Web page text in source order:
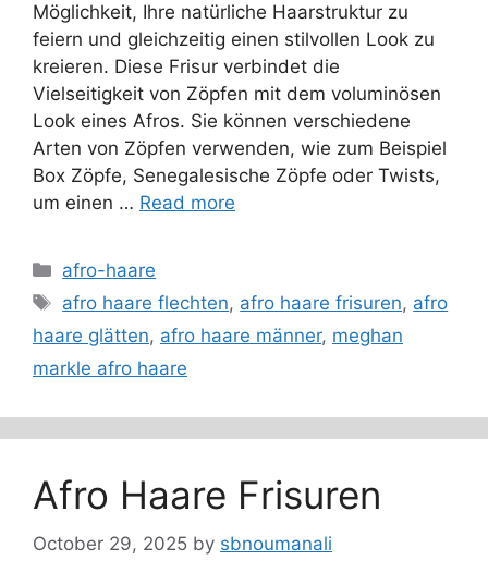
Möglichkeit, Ihre natürliche Haarstruktur zu
feiern und gleichzeitig einen stilvollen Look zu
kreieren. Diese Frisur verbindet die
Vielseitigkeit von Zöpfen mit dem voluminösen
Look eines Afros. Sie können verschiedene
Arten von Zöpfen verwenden, wie zum Beispiel
Box Zöpfe, Senegalesische Zöpfe oder Twists,
um einen … Read more
Categories
afro-haare
Tags
afro haare flechten, afro haare frisuren, afro
haare glätten, afro haare männer, meghan
markle afro haare
Afro Haare Frisuren
October 29, 2025 by sbnoumanali